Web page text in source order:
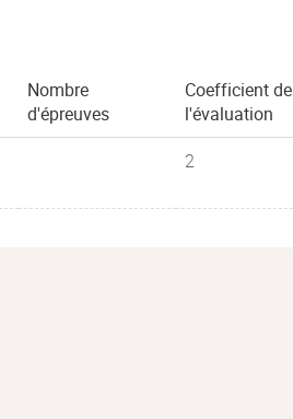
Nombre
d'épreuves
Coefficient de
l'évaluation
2